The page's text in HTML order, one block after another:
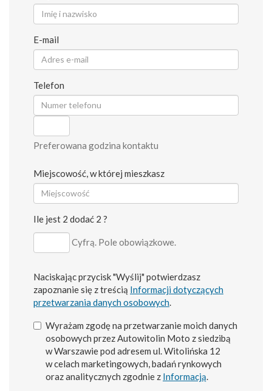
E-mail
Telefon
Preferowana godzina kontaktu
Miejscowość, w której mieszkasz
Ile jest 2 dodać 2 ?
Cyfrą. Pole obowiązkowe.
Naciskając przycisk "Wyślij" potwierdzasz
zapoznanie się z treścią Informacji dotyczących
przetwarzania danych osobowych.
Wyrażam zgodę na przetwarzanie moich danych
osobowych przez Autowitolin Moto z siedzibą
w Warszawie pod adresem ul. Witolińska 12
w celach marketingowych, badań rynkowych
oraz analitycznych zgodnie z Informacją.